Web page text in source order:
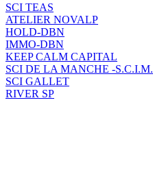
SCI TEAS
ATELIER NOVALP
HOLD-DBN
IMMO-DBN
KEEP CALM CAPITAL
SCI DE LA MANCHE -S.C.I.M.
SCI GALLET
RIVER SP